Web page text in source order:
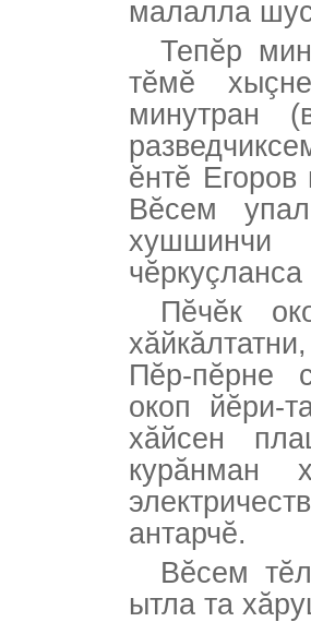
малалла
Тепĕр
тĕмĕ
минутран
ĕнтĕ
Вĕсем
Пĕчĕк
Пĕр-пĕрне
окоп йĕри-
хăйсен
курăнман
антарчĕ.
Вĕсем
ытла та